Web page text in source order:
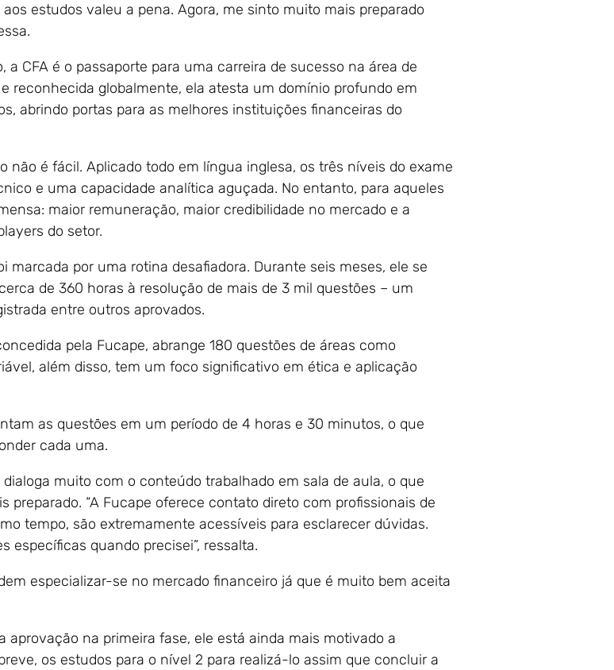
estudos valeu a pena. Agora, me sinto muito mais preparado
CFA é o passaporte para uma carreira de sucesso na área de
reconhecida globalmente, ela atesta um domínio profundo em
abrindo portas para as melhores instituições financeiras do
não é fácil. Aplicado todo em língua inglesa, os três níveis do exame
e uma capacidade analítica aguçada. No entanto, para aqueles
maior remuneração, maior credibilidade no mercado e a
do setor.
marcada por uma rotina desafiadora. Durante seis meses, ele se
de 360 horas à resolução de mais de 3 mil questões – um
entre outros aprovados.
pela Fucape, abrange 180 questões de áreas como
além disso, tem um foco significativo em ética e aplicação
as questões em um período de 4 horas e 30 minutos, o que
cada uma.
muito com o conteúdo trabalhado em sala de aula, o que
preparado. “A Fucape oferece contato direto com profissionais de
tempo, são extremamente acessíveis para esclarecer dúvidas.
específicas quando precisei”, ressalta.
especializar-se no mercado financeiro já que é muito bem aceita
aprovação na primeira fase, ele está ainda mais motivado a
os estudos para o nível 2 para realizá-lo assim que concluir a